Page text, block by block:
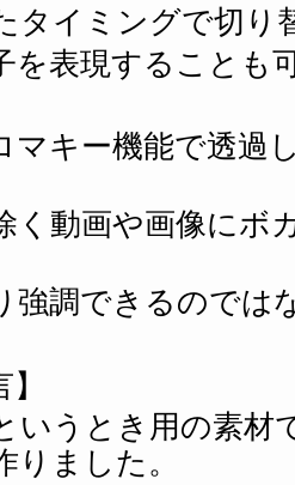
タイミングで切り
を表現することも
マキー機能で透過
く動画や画像にボ
強調できるのでは
いうとき用の素材
りました。